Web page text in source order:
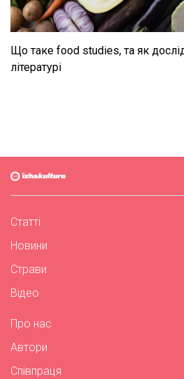
Що таке food studies, та як
літературі
Статті
Новини
Страви
Відео
Про нас
Автори
Співпраця